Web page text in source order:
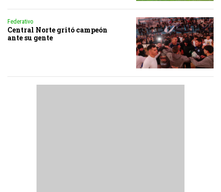
Federativo
Central Norte gritó campeón
ante su gente